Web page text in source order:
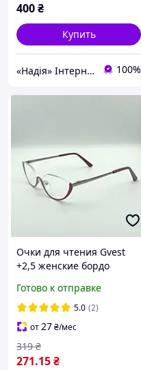
400₴
Купить
«Надія» Інтернет-Магазин 100%
Очки для чтения Gvest
+2,5 женские бордо
Готово к отправке
5.0 (2)
от27₴/мес
271.15₴
319 ₴